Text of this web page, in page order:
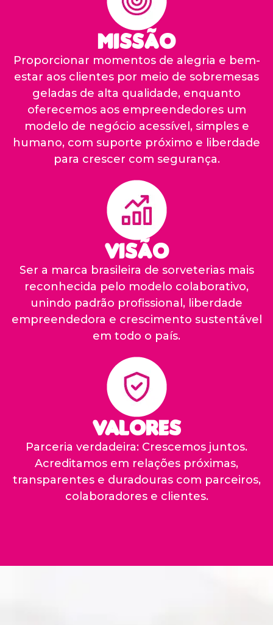
Missão
Proporcionar momentos de alegria e bem-
estar aos clientes por meio de sobremesas
geladas de alta qualidade, enquanto
oferecemos aos empreendedores um
modelo de negócio acessível, simples e
humano, com suporte próximo e liberdade
para crescer com segurança.
Visão
Ser a marca brasileira de sorveterias mais
reconhecida pelo modelo colaborativo,
unindo padrão profissional, liberdade
empreendedora e crescimento sustentável
em todo o país.
Valores
Parceria verdadeira: Crescemos juntos.
Acreditamos em relações próximas,
transparentes e duradouras com parceiros,
colaboradores e clientes.